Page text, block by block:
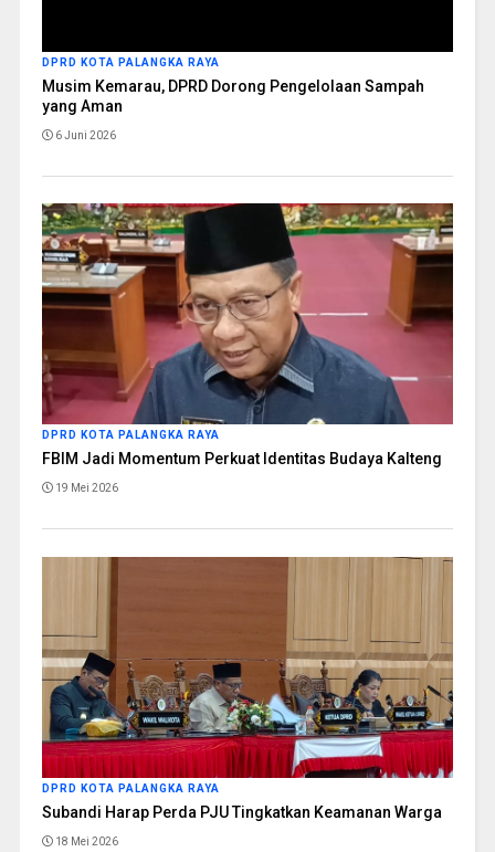
DPRD KOTA PALANGKA RAYA
Musim Kemarau, DPRD Dorong Pengelolaan Sampah
yang Aman
6 Juni 2026
DPRD KOTA PALANGKA RAYA
FBIM Jadi Momentum Perkuat Identitas Budaya Kalteng
19 Mei 2026
DPRD KOTA PALANGKA RAYA
Subandi Harap Perda PJU Tingkatkan Keamanan Warga
18 Mei 2026